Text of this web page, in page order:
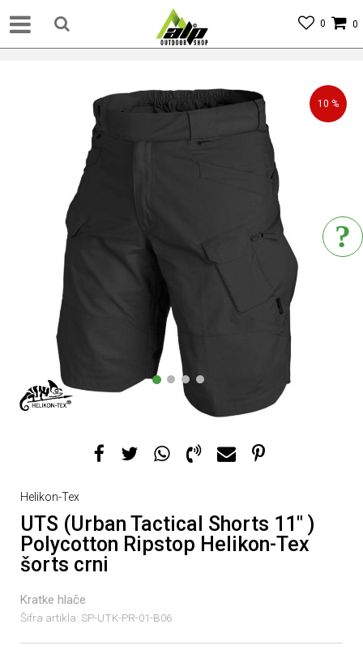
0
0
1 2 3 4
10 %
Helikon-Tex
UTS (Urban Tactical Shorts 11" )
Polycotton Ripstop Helikon-Tex
šorts crni
Kratke hlače
Šifra artikla: SP-UTK-PR-01-B06